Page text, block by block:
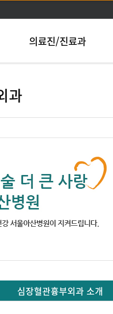
로가기
의료진/진료과
과
심장혈관흉부외과 소개